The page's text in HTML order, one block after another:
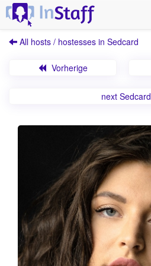
All hosts / hostesses in Sedcard
Vorherige
next Sedcard